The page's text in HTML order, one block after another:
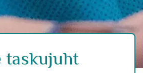
taskujuht